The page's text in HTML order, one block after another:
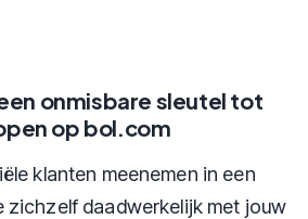
onmisbare sleutel tot
op bol.com
klanten meenemen in een
zichzelf daadwerkelijk met jouw